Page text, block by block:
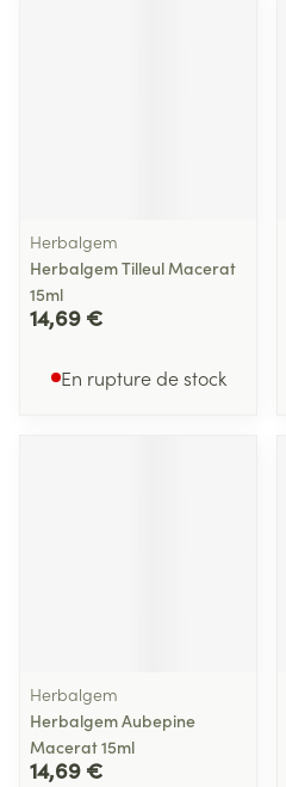
Herbalgem
Herbalgem Tilleul Macerat
15ml
14,69 €
En rupture de stock
Herbalgem
Herbalgem Aubepine
Macerat 15ml
14,69 €